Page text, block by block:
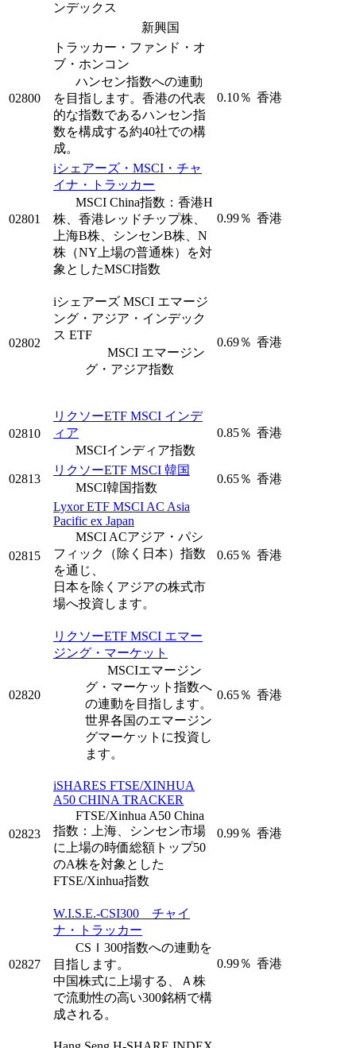
ンデックス
新興国
02800
トラッカー・ファンド・オ
ブ・ホンコン
ハンセン指数への連動
を目指します。香港の代表
的な指数であるハンセン指
数を構成する約40社での構
成。
0.10％ 香港
02801
iシェアーズ・MSCI・チャ
イナ・トラッカー
MSCI China指数：香港H
株、香港レッドチップ株、
上海B株、シンセンB株、N
株（NY上場の普通株）を対
象としたMSCI指数
0.99％ 香港
02802
iシェアーズ MSCI エマージ
ング・アジア・インデック
ス ETF
MSCI エマージン
グ・アジア指数
0.69％ 香港
02810
リクソーETF MSCI インデ
ィア
MSCIインディア指数
0.85％ 香港
02813
リクソーETF MSCI 韓国
MSCI韓国指数
0.65％ 香港
02815
Lyxor ETF MSCI AC Asia
Pacific ex Japan
MSCI ACアジア・パシ
フィック（除く日本）指数
を通じ、
日本を除くアジアの株式市
場へ投資します。
0.65％ 香港
02820
リクソーETF MSCI エマー
ジング・マーケット
MSCIエマージン
グ・マーケット指数へ
の連動を目指します。
世界各国のエマージン
グマーケットに投資し
ます。
0.65％ 香港
02823
iSHARES FTSE/XINHUA
A50 CHINA TRACKER
FTSE/Xinhua A50 China
指数：上海、シンセン市場
に上場の時価総額トップ50
のA株を対象とした
FTSE/Xinhua指数
0.99％ 香港
02827
W.I.S.E.-CSI300 チャイ
ナ・トラッカー
CSＩ300指数への連動を
目指します。
中国株式に上場する、Ａ株
で流動性の高い300銘柄で構
成される。
0.99％ 香港